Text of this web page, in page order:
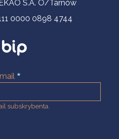
S.A. O/Tarnów
0000 0898 4744
subskrybenta.